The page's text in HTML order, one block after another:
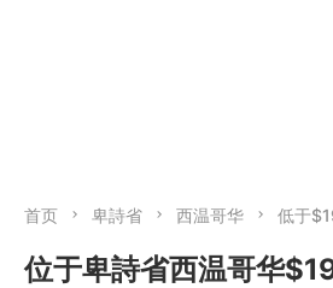
首页 卑詩省 西温哥华 低于
位于卑詩省西温哥华